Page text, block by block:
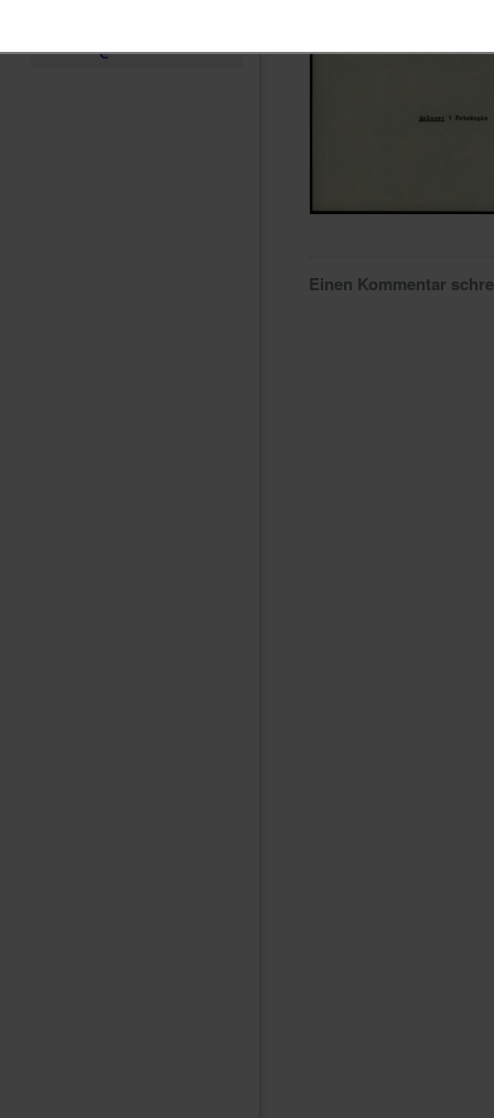
e
Einen Kommentar